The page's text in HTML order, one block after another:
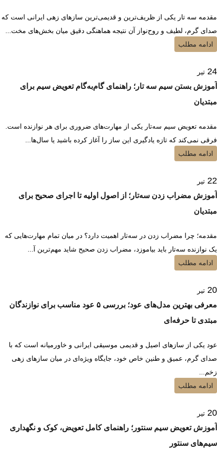
مقدمه سه تار یکی از ظریف‌ترین و قدیمی‌ترین سازهای زهی ایرانی است که
صدای گرم، لطیف و روح‌نواز آن نتیجه هماهنگی دقیق میان بخش‌های مخت...
ادامه مطلب
24 تیر
آموزش بستن سیم سه تار؛ راهنمای گام‌به‌گام تعویض سیم برای
مبتدیان
مقدمه تعویض سیم سه‌تار یکی از مهارت‌های ضروری برای هر نوازنده است.
فرقی نمی‌کند که تازه یادگیری این ساز را آغاز کرده باشید یا سال‌ها...
ادامه مطلب
22 تیر
آموزش مضراب زدن سه‌تار؛ از اصول اولیه تا اجرای صحیح برای
مبتدیان
مقدمه؛ چرا مضراب زدن در سه‌تار اهمیت دارد؟ در میان تمام مهارت‌هایی که
یک نوازنده سه‌تار باید بیاموزد، مضراب زدن صحیح شاید مهم‌ترین آ...
ادامه مطلب
20 تیر
معرفی بهترین مدل‌های عود؛ بررسی ۵ عود مناسب برای نوازندگان
مبتدی تا حرفه‌ای
عود یکی از سازهای اصیل و قدیمی موسیقی ایرانی و خاورمیانه است که با
صدای گرم، عمیق و طنین خاص خود، جایگاه ویژه‌ای در میان سازهای زهی
زخم...
ادامه مطلب
20 تیر
آموزش تعویض سیم سنتور؛ راهنمای کامل تعویض، کوک و نگهداری
سیم‌های سنتور